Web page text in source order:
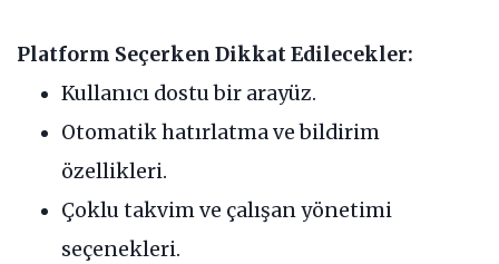
Platform Seçerken Dikkat Edilecekler:
Kullanıcı dostu bir arayüz.
Otomatik hatırlatma ve bildirim
özellikleri.
Çoklu takvim ve çalışan yönetimi
seçenekleri.